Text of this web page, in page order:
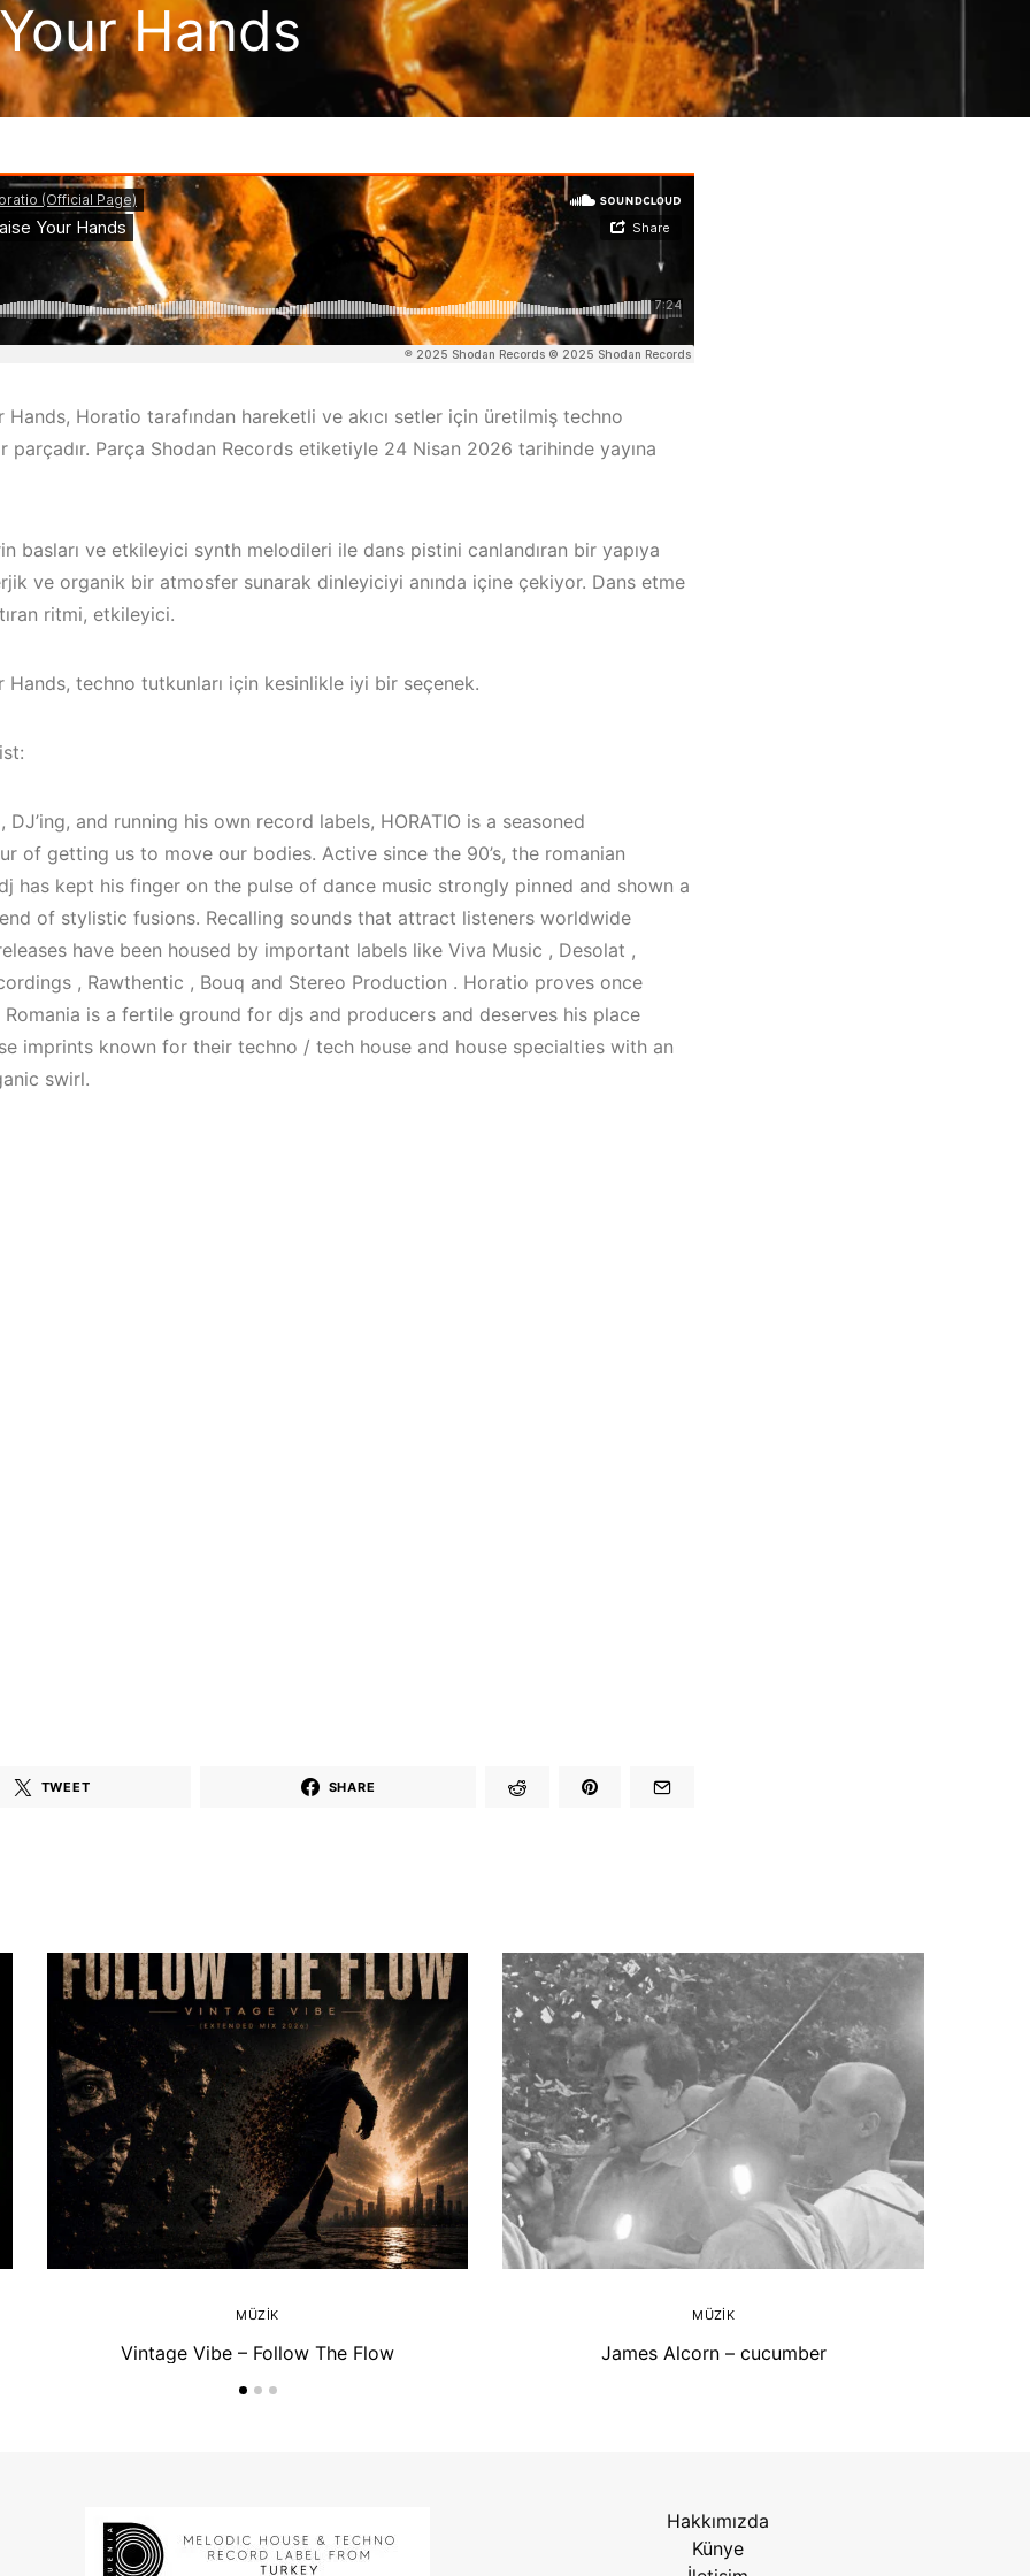
Bodrum / Çeşme /
Alaçatı / Akyaka /
Kuşadası /
Elektronik Müzik
Mekanları ve
Etkinlikleri 2023
(Downtempo,
Çeşme /
Elektronik Müzik
Mekanları 2022 –
(House, Techno,
Downtempo)
Hands
Hands, Horatio tarafından hareketli ve akıcı setler için üretilmiş techno
parçadır. Parça Shodan Records etiketiyle 24 Nisan 2026 tarihinde yayına
basları ve etkileyici synth melodileri ile dans pistini canlandıran bir yapıya
ve organik bir atmosfer sunarak dinleyiciyi anında içine çekiyor. Dans etme
ritmi, etkileyici.
Hands, techno tutkunları için kesinlikle iyi bir seçenek.
DJ’ing, and running his own record labels, HORATIO is a seasoned
of getting us to move our bodies. Active since the 90’s, the romanian
has kept his finger on the pulse of dance music strongly pinned and shown a
of stylistic fusions. Recalling sounds that attract listeners worldwide
have been housed by important labels like Viva Music , Desolat ,
, Rawthentic , Bouq and Stereo Production . Horatio proves once
Romania is a fertile ground for djs and producers and deserves his place
imprints known for their techno / tech house and house specialties with an
swirl.
TWEET SHARE
MÜZIK
Vintage Vibe – Follow The Flow
MÜZIK
James Alcorn – cucumber
Hakkımızda
Künye